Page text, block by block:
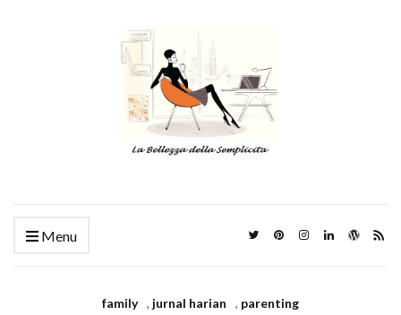
Menu
family , jurnal harian , parenting